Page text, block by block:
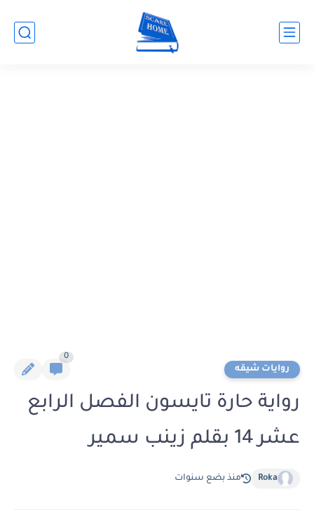
روايات شيقه
0
رواية حارة تايسون الفصل الرابع
عشر 14 بقلم زينب سمير
Roka منذ بضع سنوات